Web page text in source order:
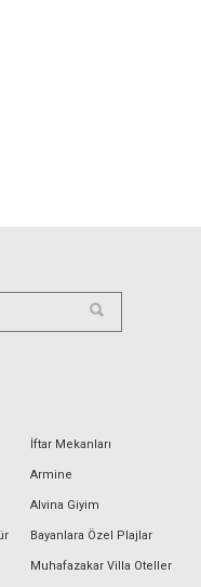
İftar Mekanları
Armine
Alvina Giyim
Bayanlara Özel Plajlar
Muhafazakar Villa Oteller